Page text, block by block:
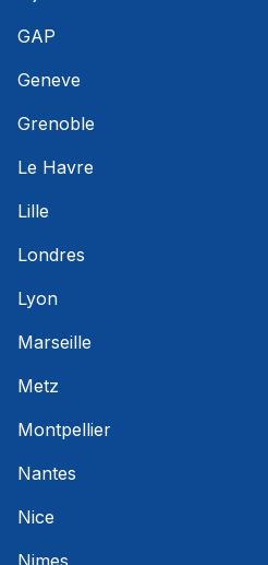
GAP
Geneve
Grenoble
Le Havre
Lille
Londres
Lyon
Marseille
Metz
Montpellier
Nantes
Nice
Nimes